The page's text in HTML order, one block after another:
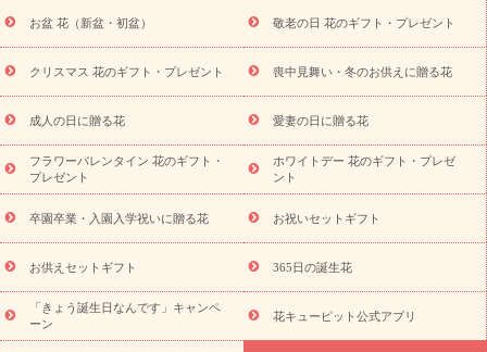
お盆（新盆・初盆）
お祝い返し お見舞い
お取り
プリザーブドフラワー
スタイルから探す
アレンジメント
蘭・花鉢
ミディ胡蝶蘭・お祝い ミディ胡蝶蘭・お供え
の青色胡蝶蘭
観葉植物 観葉植物 産直多肉植物
プリザーブ
ドフラワー
お祝い お供え・お悔やみ 花とセットギフト
ミオーダー
プチギフト（hanamore -ハナモア-）
花とみどりの
eギフト
花キューピットのeGfit カラー ピンク
レンジ
レッド お花の種類 バラ ユリ トルコキキョウ
予
算から探す
お祝い お祝い・3000円～ お祝い・
お祝い・5000円～ お祝い・7000円～ お祝い・10000円～
お供え・お悔やみ
お供え・お悔やみ・3000円～
お供え・お
悔やみ・5000円～ お供え・お悔やみ・7000円～
お供え・お悔
お盆 花（新盆・初盆） 敬老の日 花のギフト・プレゼント
クリスマス 花のギフト・プレゼント 喪中見舞い・冬のお供えに贈る花
成人の日に贈る花 愛妻の日に贈る花
フラワーバレンタイン 花のギフト・
プレゼント
ホワイトデー 花のギフト・プレゼ
ント
卒園卒業・入園入学祝いに贈る花 お祝いセットギフト
お供えセットギフト 365日の誕生花
「きょう誕生日なんです」キャンペ
ーン
花キューピット公式アプリ